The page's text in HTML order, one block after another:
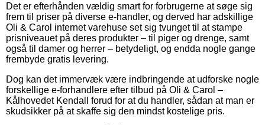
Det er efterhånden vældig smart for forbrugerne at søge sig
frem til priser på diverse e-handler, og derved har adskillige
Oli & Carol internet varehuse set sig tvunget til at stampe
prisniveauet på deres produkter – til piger og drenge, samt
også til damer og herrer – betydeligt, og endda nogle gange
frembyde gratis levering.
Dog kan det immervæk være indbringende at udforske nogle
forskellige e-forhandlere efter tilbud på Oli & Carol –
Kålhovedet Kendall forud for at du handler, sådan at man er
skudsikker på at skaffe sig den mindst kostelige pris.